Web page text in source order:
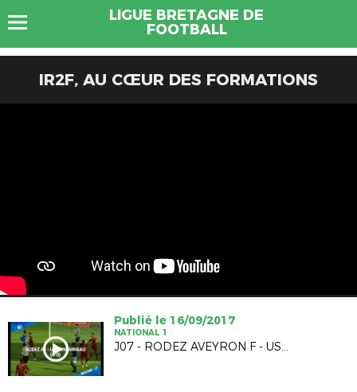
LIGUE BRETAGNE DE
FOOTBALL
IR2F, AU CŒUR DES FORMATIONS
Publié le 16/09/2017
NATIONAL 1
J07 - RODEZ AVEYRON F - US CONCARNEAU (O-0)